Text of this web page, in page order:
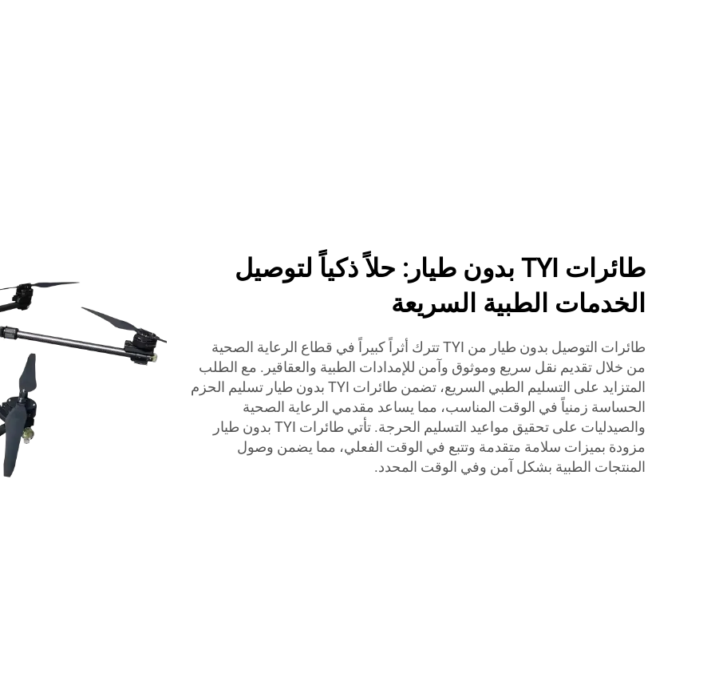
طائرات TYI بدون طيار: حلاً ذكياً لتوصيل
الخدمات الطبية السريعة
طائرات التوصيل بدون طيار من TYI تترك أثراً كبيراً في قطاع الرعاية الصحية
من خلال تقديم نقل سريع وموثوق وآمن للإمدادات الطبية والعقاقير. مع الطلب
المتزايد على التسليم الطبي السريع، تضمن طائرات TYI بدون طيار تسليم الحزم
الحساسة زمنياً في الوقت المناسب، مما يساعد مقدمي الرعاية الصحية
والصيدليات على تحقيق مواعيد التسليم الحرجة. تأتي طائرات TYI بدون طيار
مزودة بميزات سلامة متقدمة وتتبع في الوقت الفعلي، مما يضمن وصول
المنتجات الطبية بشكل آمن وفي الوقت المحدد.